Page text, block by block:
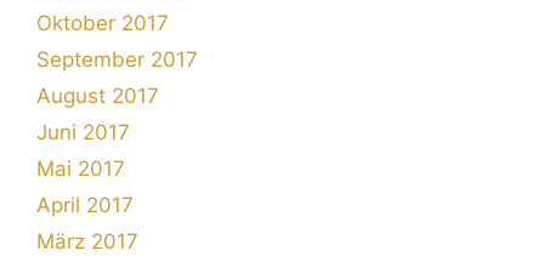
Oktober 2017
September 2017
August 2017
Juni 2017
Mai 2017
April 2017
März 2017